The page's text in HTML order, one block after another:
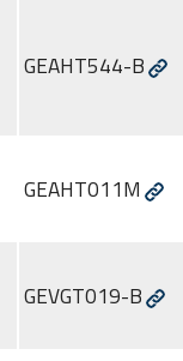
GEAHT544-B
GEAHT011M
GEVGT019-B